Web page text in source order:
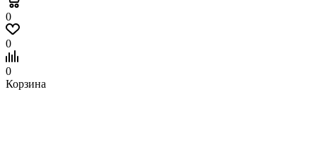
0
0
0
Корзина